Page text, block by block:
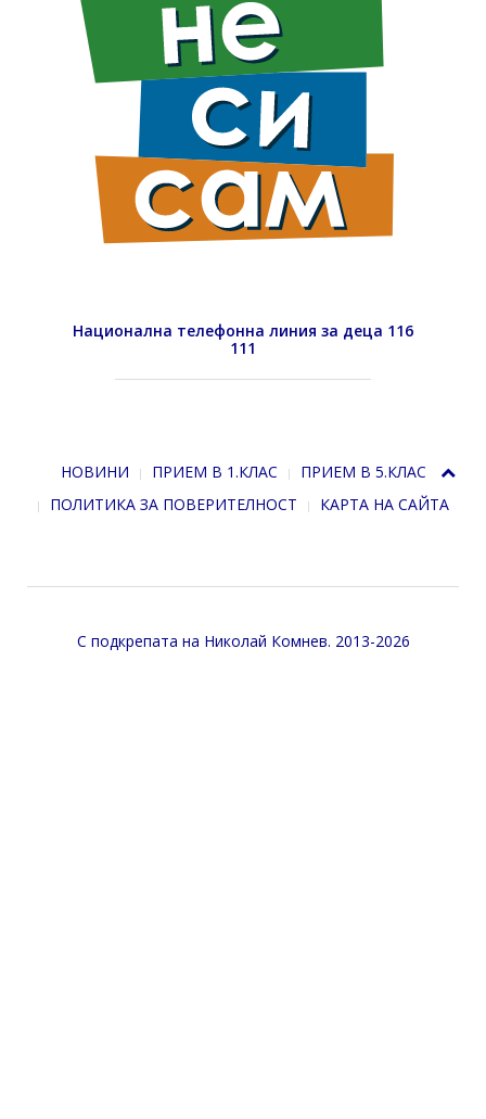
Национална телефонна линия за деца 116
111
НОВИНИ ПРИЕМ В 1.КЛАС
ПРИЕМ В 5.КЛАС
ПОЛИТИКА ЗА ПОВЕРИТЕЛНОСТ
КАРТА НА САЙТА
С подкрепата на Николай Комнев. 2013-2026